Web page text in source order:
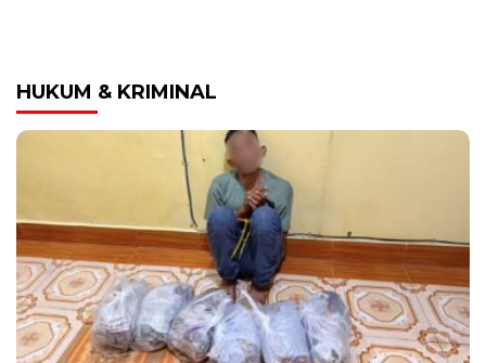
HUKUM & KRIMINAL